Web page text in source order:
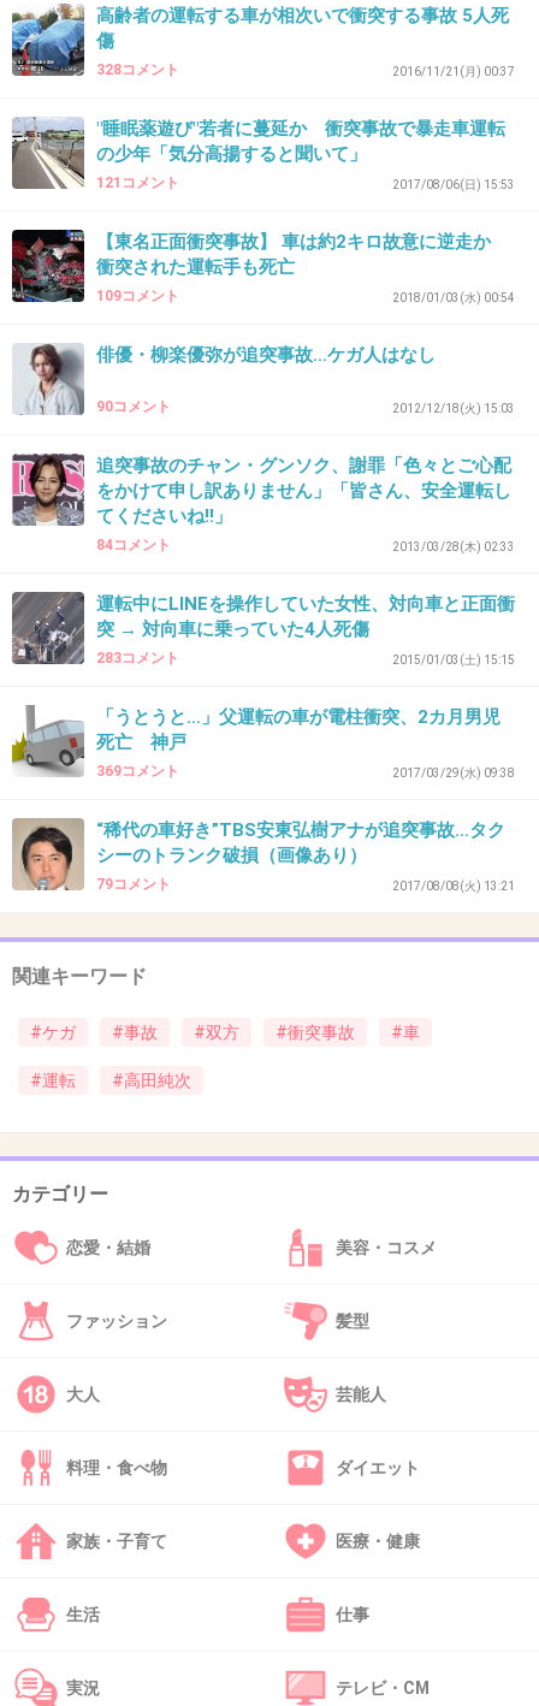
+9 -3
38. 匿名2018/03/20(火) 22:43:36
けが、無くてよかった。
不幸中の幸い。
気をつけてるんでしょうけど。
-2
39. 匿名2018/03/20(火) 22:47:30
よかった
+4 -1
40. 匿名2018/03/20(火) 22:48:42
井上みたいに逃げなかったからまだよい
>>11
ない。人間国宝です。
>>24
面目だからな
+66
44. 匿名 2018/03/20(火) 23:00:57
高齢者の運転する車が相次いで衝突する事故 5人死
傷
328コメント 2016/11/21(月) 00:37
"睡眠薬遊び"若者に蔓延か 衝突事故で暴走車運転
の少年「気分高揚すると聞いて」
121コメント 2017/08/06(日) 15:53
【東名正面衝突事故】 車は約2キロ故意に逆走か
衝突された運転手も死亡
109コメント 2018/01/03(水) 00:54
俳優・柳楽優弥が追突事故…ケガ人はなし
90コメント 2012/12/18(火) 15:03
追突事故のチャン・グンソク、謝罪「色々とご心配
をかけて申し訳ありません」「皆さん、安全運転し
てくださいね!!」
84コメント 2013/03/28(木) 02:33
運転中にLINEを操作していた女性、対向車と正面衝
突 → 対向車に乗っていた4人死傷
283コメント 2015/01/03(土) 15:15
「うとうと…」父運転の車が電柱衝突、2カ月男児
死亡 神戸
369コメント 2017/03/29(水) 09:38
“稀代の車好き”TBS安東弘樹アナが追突事故…タク
シーのトランク破損（画像あり）
79コメント 2017/08/08(火) 13:21
関連キーワード
#ケガ #事故 #双方 #衝突事故 #車
#運転 #高田純次
カテゴリー
恋愛・結婚 美容・コスメ
ファッション 髪型
大人 芸能人
料理・食べ物 ダイエット
家族・子育て 医療・健康
生活 仕事
実況 テレビ・CM